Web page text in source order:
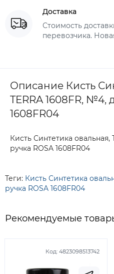
Доставка
Стоимость
перевозчика.
Описание Кисть
TERRA 1608FR, №4,
1608FR04
Кисть Синтетика овальная,
ручка ROSA 1608FR04
Теги: Кисть Синтетика
ручка ROSA 1608FR04
Рекомендуемые
Код: 4823098513742